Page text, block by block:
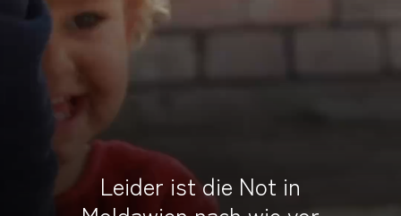
Leider ist die Not in